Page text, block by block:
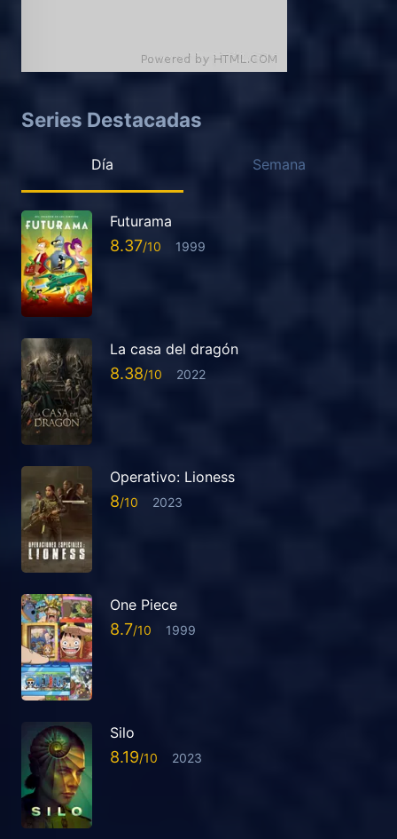
Series Destacadas
Día Semana
Futurama
8.37 1999
La casa del dragón
8.38 2022
Operativo: Lioness
8 2023
One Piece
8.7 1999
Silo
8.19 2023